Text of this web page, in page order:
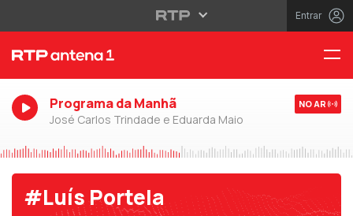
Entrar
Programa da Manhã
José Carlos Trindade e Eduarda Maio
NO AR
#Luís Portela